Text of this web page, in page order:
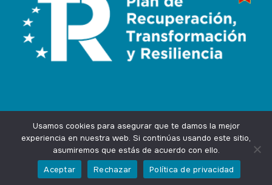
Design byAgencia Marketing OnlineIngenium.Marketing
Privacidad
Usamos cookies para asegurar que te damos la mejor
experiencia en nuestra web. Si continúas usando este sitio,
asumiremos que estás de acuerdo con ello.
Aceptar
Rechazar Política de privacidad